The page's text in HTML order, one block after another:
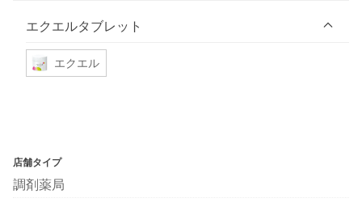
エクエルタブレット
エクエル
店舗タイプ
調剤薬局